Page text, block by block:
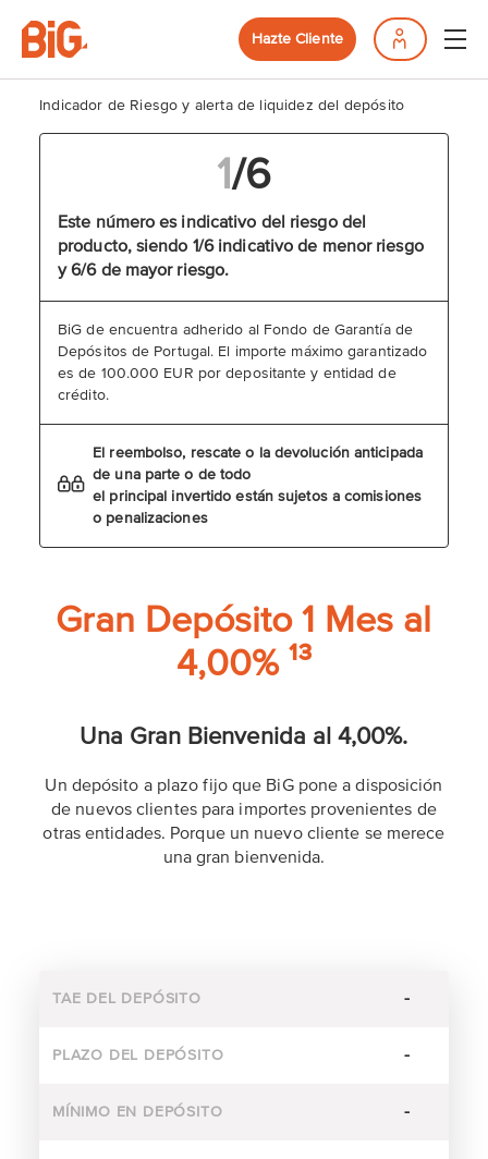
Hazte Cliente
Indicador de Riesgo y alerta de liquidez del depósito
1/6
Este número es indicativo del riesgo del
producto, siendo 1/6 indicativo de menor riesgo
y 6/6 de mayor riesgo.
BiG de encuentra adherido al Fondo de Garantía de
Depósitos de Portugal. El importe máximo garantizado
es de 100.000 EUR por depositante y entidad de
crédito.
El reembolso, rescate o la devolución anticipada
de una parte o de todo
el principal invertido están sujetos a comisiones
o penalizaciones
Gran Depósito 1 Mes al
4,00% ¹³
Una Gran Bienvenida al 4,00%.
Un depósito a plazo fijo que BiG pone a disposición
de nuevos clientes para importes provenientes de
otras entidades. Porque un nuevo cliente se merece
una gran bienvenida.
TAE DEL DEPÓSITO -
PLAZO DEL DEPÓSITO -
MÍNIMO EN DEPÓSITO -